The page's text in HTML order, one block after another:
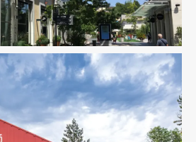
Construction Fluides
Immobilier
D'opération / MOEX Structure